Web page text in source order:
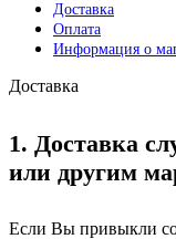
Доставка
Оплата
Информация о
Доставка
1. Доставка
или другим
Если Вы привыкли